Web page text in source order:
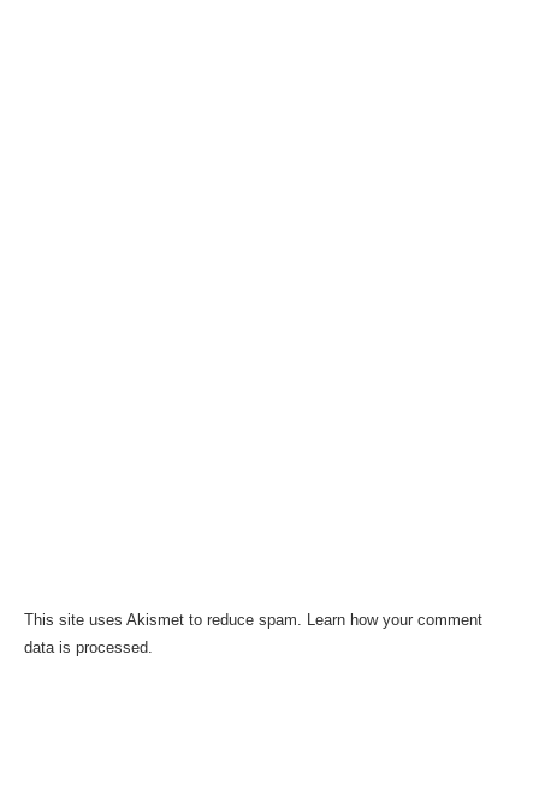
This site uses Akismet to reduce spam. Learn how your comment
data is processed.